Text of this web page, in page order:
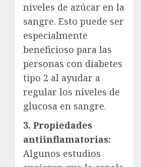
niveles de azúcar en la
sangre. Esto puede ser
especialmente
beneficioso para las
personas con diabetes
tipo 2 al ayudar a
regular los niveles de
glucosa en sangre.
3. Propiedades
antiinflamatorias:
Algunos estudios